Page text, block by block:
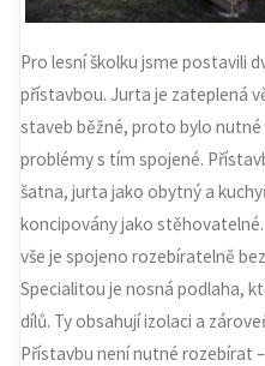
Pro lesní školku jsme postavili
přístavbou. Jurta je zateplená
staveb běžné, proto bylo
problémy s tím spojené.
šatna, jurta jako obytný a
koncipovány jako
vše je spojeno rozebíratelně
Specialitou je nosná podlaha,
dílů. Ty obsahují izolaci a
Přístavbu není nutné rozebírat